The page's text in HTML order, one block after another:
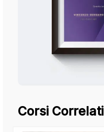
Corsi Correlati